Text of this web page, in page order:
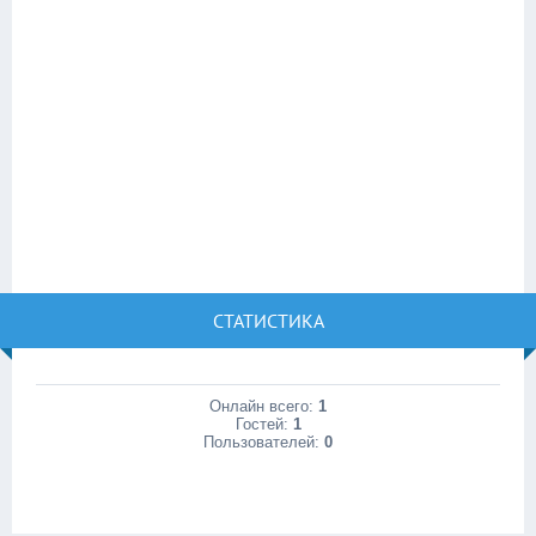
СТАТИСТИКА
Онлайн всего: 1
Гостей: 1
Пользователей: 0